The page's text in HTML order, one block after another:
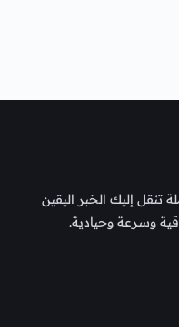
تنقل إليك الخبر اليقين
وسرعة وحيادية.